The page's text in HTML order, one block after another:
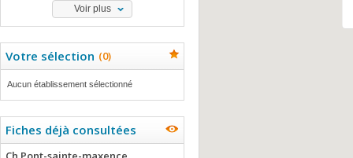
Voir plus
Votre sélection (0)
Aucun établissement sélectionné
Fiches déjà consultées